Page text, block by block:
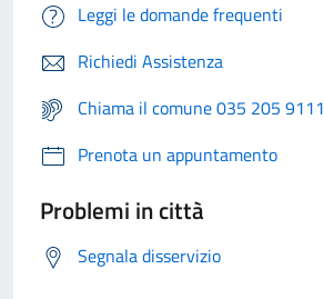
Leggi le domande frequenti
Richiedi Assistenza
Chiama il comune 035 205 9111
Prenota un appuntamento
Problemi in città
Segnala disservizio